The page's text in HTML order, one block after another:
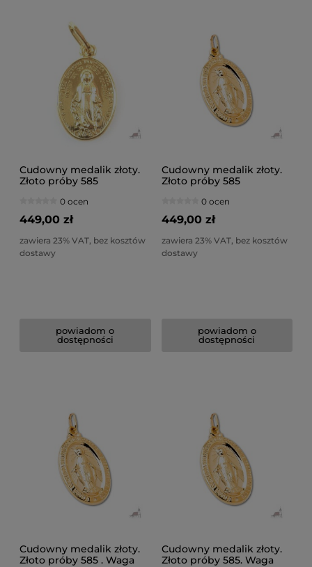
Cudowny medalik złoty.
Złoto próby 585
0 ocen
449,00 zł
zawiera 23% VAT, bez kosztów
dostawy
powiadom o
dostępności
Cudowny medalik złoty.
Złoto próby 585
0 ocen
449,00 zł
zawiera 23% VAT, bez kosztów
dostawy
powiadom o
dostępności
Cudowny medalik złoty.
Złoto próby 585 . Waga
Cudowny medalik złoty.
Złoto próby 585. Waga